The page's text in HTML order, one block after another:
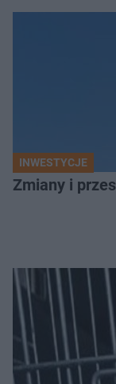
INWESTYCJE
Zmiany i